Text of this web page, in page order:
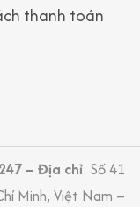
cho nhà máy.
nghiệp
ấn tượng về sự
tác quản lý.
nội quy của công
hàng.
thanh toán
247 – Địa chỉ: Số 41
Minh, Việt Nam –